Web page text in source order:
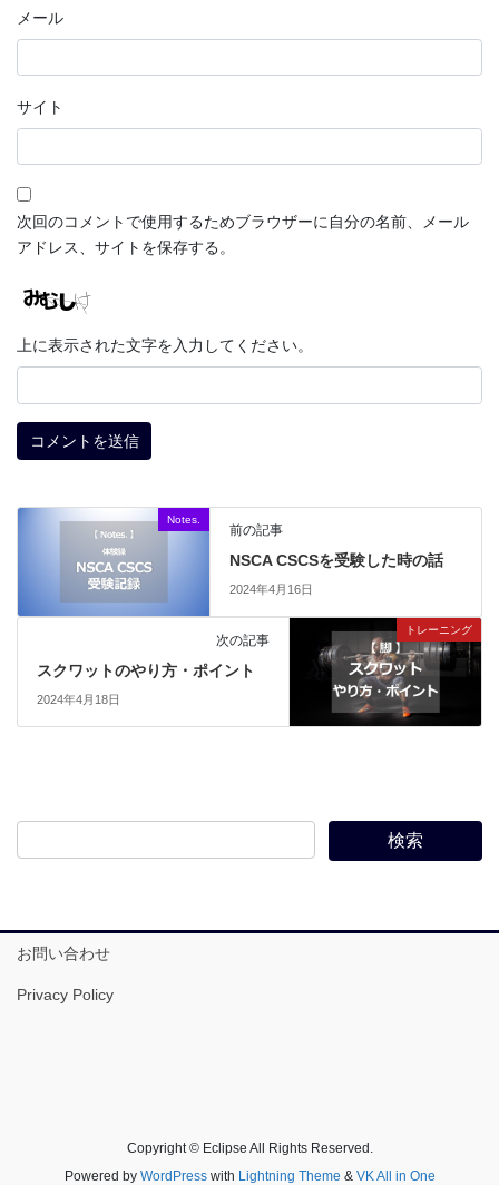
メール
サイト
次回のコメントで使用するためブラウザーに自分の名前、メール
アドレス、サイトを保存する。
上に表示された文字を入力してください。
Notes.
前の記事
NSCA CSCSを受験した時の話
2024年4月16日
トレーニング
次の記事
スクワットのやり方・ポイント
2024年4月18日
お問い合わせ
Privacy Policy
Copyright © Eclipse All Rights Reserved.
Powered by WordPresswith Lightning Theme & VK All in One